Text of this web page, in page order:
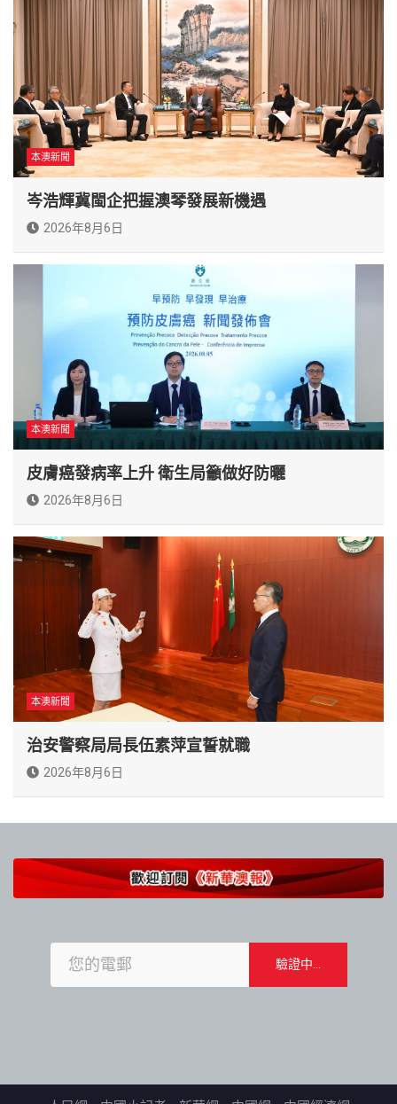
本澳新聞
岑浩輝冀閩企把握澳琴發展新機遇
2026年8月6日
本澳新聞
皮膚癌發病率上升 衛生局籲做好防曬
2026年8月6日
本澳新聞
治安警察局局長伍素萍宣誓就職
2026年8月6日